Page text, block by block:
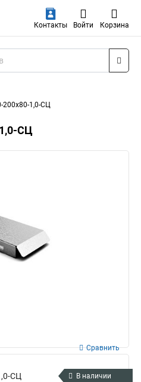
Контакты Войти Корзина
200х80-1,0-СЦ
СЦ
СЦ
Сравнить
В наличии